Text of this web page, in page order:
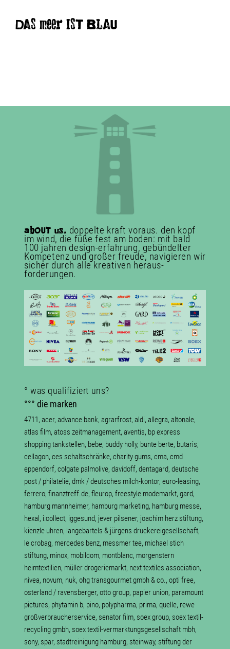
DAS meer IST BLAU
abOUT us. doppelte kraft voraus. den kopf
im wind, die füße fest am boden: mit bald
100 jahren design-erfahrung, gebündelter
Kompetenz und großer freude, navigieren wir
sicher durch alle kreativen heraus­
forderungen.
° was qualifiziert uns?
°°° die marken
4711, acer, advance bank, agrarfrost, aldi, allegra, altonale,
atlas film, atoss zeitmanagement, aventis, bp express
shopping tankstellen, bebe, buddy holly, bunte berte, butaris,
cellagon, ces schaltschränke, charity gums, cma, cmd
eppendorf, colgate palmolive, davidoff, dentagard, deutsche
post / philatelie, dmk / deutsches milch-kontor, euro-leasing,
ferrero, finanztreff.de, fleurop, freestyle modemarkt, gard,
hamburg mannheimer, hamburg marketing, hamburg messe,
hexal, i:collect, iggesund, jever pilsener, joachim herz stiftung,
kienzle uhren, langebartels & jürgens druckereigesellschaft,
le crobag, mercedes benz, messmer tee, michael stich
stiftung, minox, mobilcom, montblanc, morgenstern
heimtextilien, müller drogeriemarkt, next textiles association,
nivea, novum, nuk, ohg transgourmet gmbh & co., opti free,
osterland / ravensberger, otto group, papier union, paramount
pictures, phytamin b, pino, polypharma, prima, quelle, rewe
großverbraucherservice, senator film, soex group, soex textil-
recycling gmbh, soex textil-vermarktungsgesellschaft mbh,
sony, spar, stadtreinigung hamburg, steinway, stiftung der